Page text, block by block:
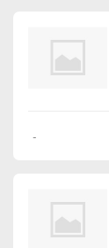
-